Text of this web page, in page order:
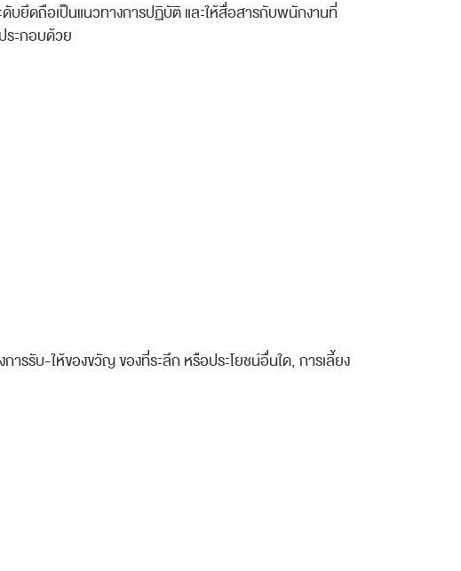
บยึดถือเป็นแนวทางการปฏิบัติ และให้สื่อสารกับพนักงานที่
ระกอบด้วย
การรับ-ให้ของขวัญ ของที่ระลึก หรือประโยชน์อื่นใด,การเลี้ยง